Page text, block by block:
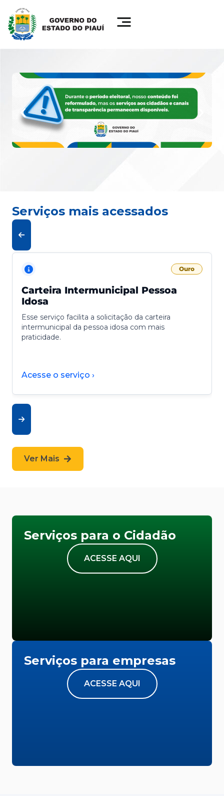
Serviços mais acessados
Ouro
Carteira Intermunicipal Pessoa
Idosa
Esse serviço facilita a solicitação da carteira
intermunicipal da pessoa idosa com mais
praticidade.
Acesse o serviço ›
Ver Mais
Serviços para o Cidadão
ACESSE AQUI
Serviços para empresas
ACESSE AQUI